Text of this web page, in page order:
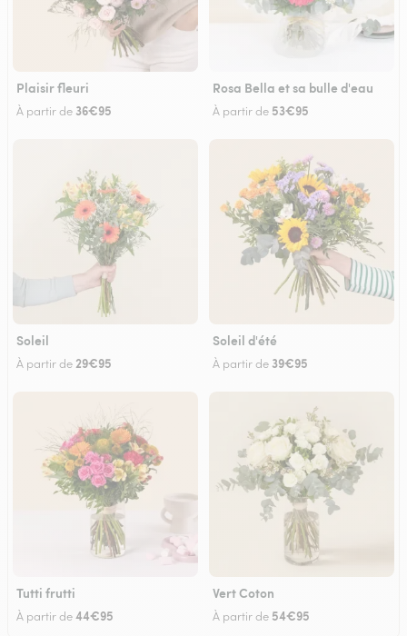
Plaisir fleuri
À partir de 36€95
Rosa Bella et sa bulle d'eau
À partir de 53€95
Soleil
À partir de29€95
Soleil d'été
À partir de 39€95
Tutti frutti
À partir de44€95
Vert Coton
À partir de 54€95